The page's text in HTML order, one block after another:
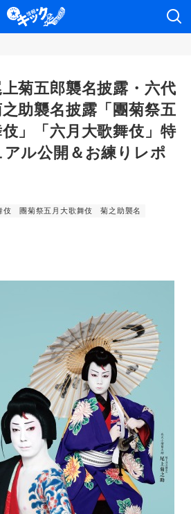
菊五郎襲名披露・六代
之助襲名披露「團菊祭五
」「六月大歌舞伎」特
アル公開＆お練りレポ
伎 團菊祭五月大歌舞伎
菊之助襲名